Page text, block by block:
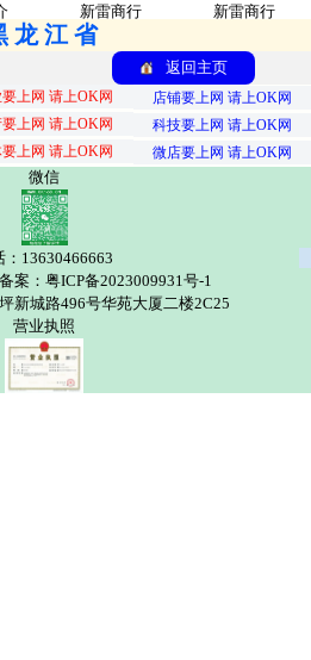
新雷商行 新雷商行
龙江省
返回主页
上网 请上OK网
店铺要上网 请上OK网
上网 请上OK网
科技要上网 请上OK网
上网 请上OK网 微店要上网 请上OK网
微信
：13630466663
案：粤ICP备2023009931号-1
新城路496号华苑大厦二楼2C25
营业执照